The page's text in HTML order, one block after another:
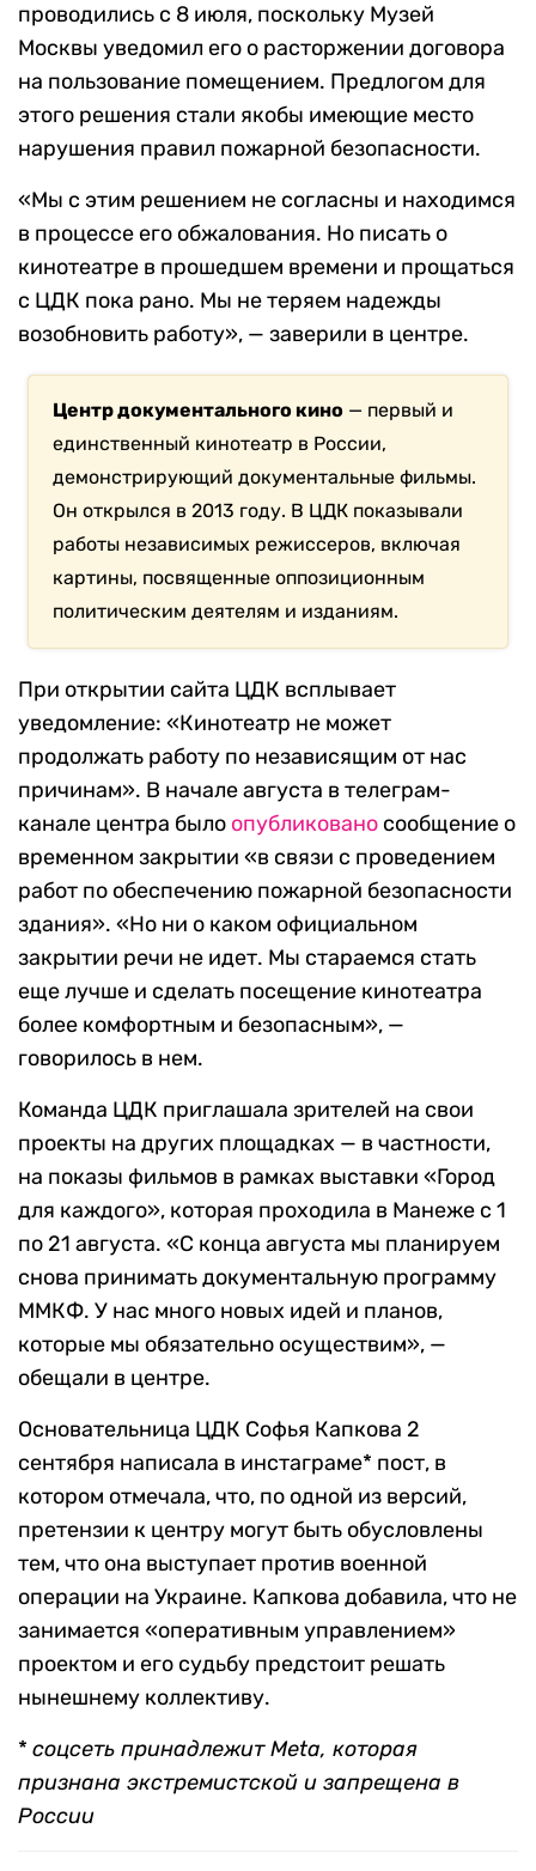
проводились с 8 июля, поскольку Музей
Москвы уведомил его о расторжении договора
на пользование помещением. Предлогом для
этого решения стали якобы имеющие место
нарушения правил пожарной безопасности.
«Мы с этим решением не согласны и находимся
в процессе его обжалования. Но писать о
кинотеатре в прошедшем времени и прощаться
с ЦДК пока рано. Мы не теряем надежды
возобновить работу», — заверили в центре.
Центр документального кино — первый и
единственный кинотеатр в России,
демонстрирующий документальные фильмы.
Он открылся в 2013 году. В ЦДК показывали
работы независимых режиссеров, включая
картины, посвященные оппозиционным
политическим деятелям и изданиям.
При открытии сайта ЦДК всплывает
уведомление: «Кинотеатр не может
продолжать работу по независящим от нас
причинам». В начале августа в телеграм-
канале центра было опубликовано сообщение о
временном закрытии «в связи с проведением
работ по обеспечению пожарной безопасности
здания». «Но ни о каком официальном
закрытии речи не идет. Мы стараемся стать
еще лучше и сделать посещение кинотеатра
более комфортным и безопасным», —
говорилось в нем.
Команда ЦДК приглашала зрителей на свои
проекты на других площадках — в частности,
на показы фильмов в рамках выставки «Город
для каждого», которая проходила в Манеже с 1
по 21 августа. «С конца августа мы планируем
снова принимать документальную программу
ММКФ. У нас много новых идей и планов,
которые мы обязательно осуществим», —
обещали в центре.
Основательница ЦДК Софья Капкова 2
сентября написала в инстаграме* пост, в
котором отмечала, что, по одной из версий,
претензии к центру могут быть обусловлены
тем, что она выступает против военной
операции на Украине. Капкова добавила, что не
занимается «оперативным управлением»
проектом и его судьбу предстоит решать
нынешнему коллективу.
* соцсеть принадлежит Meta, которая
признана экстремистской и запрещена в
России